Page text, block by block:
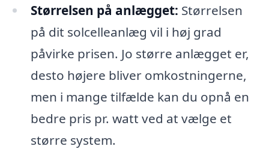
Størrelsen på anlægget: Størrelsen
på dit solcelleanlæg vil i høj grad
påvirke prisen. Jo større anlægget er,
desto højere bliver omkostningerne,
men i mange tilfælde kan du opnå en
bedre pris pr. watt ved at vælge et
større system.